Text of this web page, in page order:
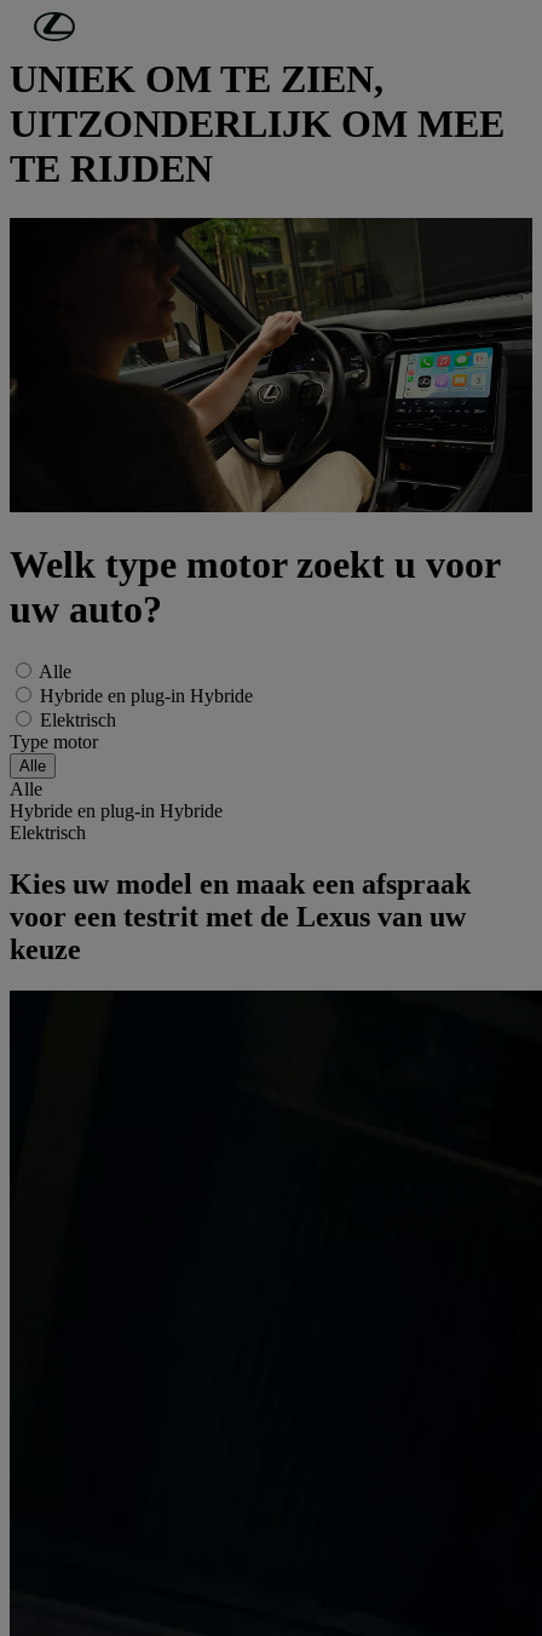
Ga naar de hoofdinhoud
UNIEK OM TE ZIEN,
UITZONDERLIJK OM MEE
TE RIJDEN
Welk type motor zoekt u voor
uw auto?
Alle
Hybride en plug-in Hybride
Elektrisch
Type motor
Alle
Hybride en plug-in Hybride
Elektrisch
Kies uw model en maak een afspraak
voor een testrit met de Lexus van uw
keuze